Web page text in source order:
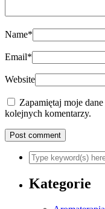
Name*
Email*
Website
Zapamiętaj moje
kolejnych komentarzy.
Kategorie